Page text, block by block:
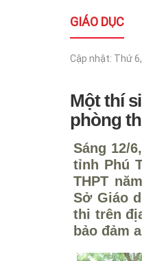
GIÁO DỤC
Cập nhật: Thứ
Một thí
phòng
Sáng 12/
tỉnh Phú
THPT
Sở Giáo
thi trên
bảo đảm